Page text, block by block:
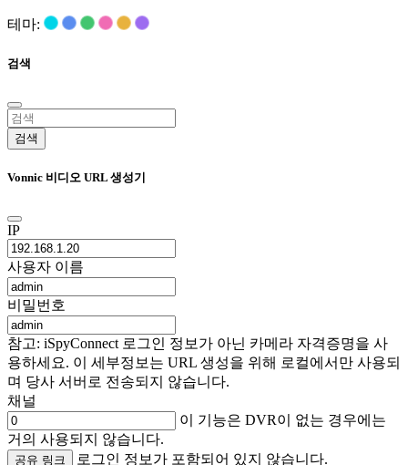
테마:
검색
검색
Vonnic 비디오 URL 생성기
IP
사용자 이름
비밀번호
참고: iSpyConnect 로그인 정보가 아닌 카메라 자격증명을 사
용하세요. 이 세부정보는 URL 생성을 위해 로컬에서만 사용되
며 당사 서버로 전송되지 않습니다.
채널
이 기능은 DVR이 없는 경우에는
거의 사용되지 않습니다.
공유 링크 로그인 정보가 포함되어 있지 않습니다.